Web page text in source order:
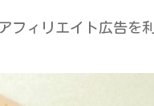
フィリエイト広告を